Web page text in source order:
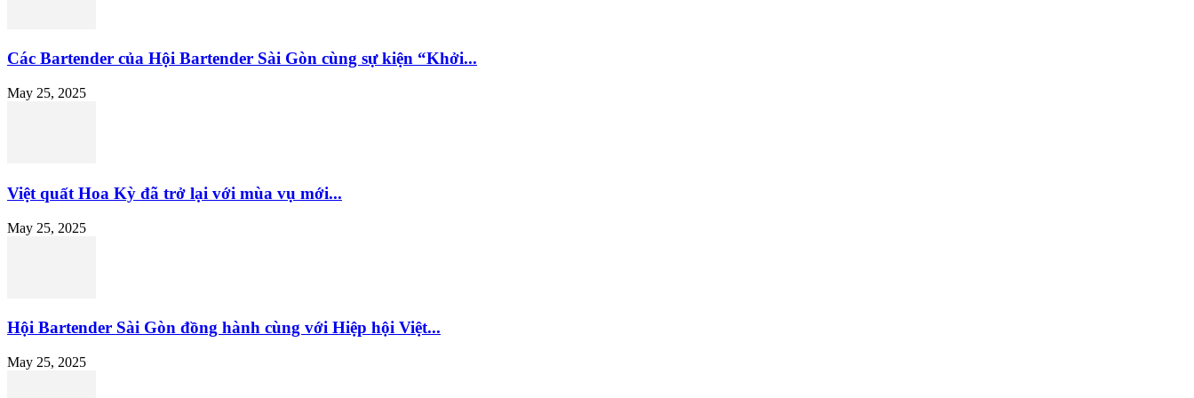
Các Bartender của Hội Bartender Sài Gòn cùng sự kiện “Khởi...
May 25, 2025
Việt quất Hoa Kỳ đã trở lại với mùa vụ mới...
May 25, 2025
Hội Bartender Sài Gòn đồng hành cùng với Hiệp hội Việt...
May 25, 2025